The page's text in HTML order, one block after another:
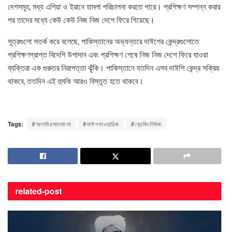
দেশসমূহ, মধ্য এশিয়া ও ইরানে হামলা পরিচালনা করতে পারে। প্রশিক্ষণ সম্পন্ন করার
পর তাদের মধ্যে কেউ কেউ নিজ নিজ দেশে ফিরে গিয়েছে।
সূত্রগুলো সতর্ক করে বলেছে, পাকিস্তানের অভ্যন্তরে দাঈশের কেন্দ্রগুলোতে
প্রশিক্ষণপ্রাপ্ত বিদেশি উপাদান এবং প্রশিক্ষণ শেষে নিজ নিজ দেশে ফিরে যাওয়া
ব্যক্তিরা এক গুরুতর নিরাপত্তা ঝুঁকি। পাকিস্তানে যতদিন এসব দাঈশি কেন্দ্র সক্রিয়
থাকবে, ততদিন এই হুমকি আরও বিস্তৃত হতে থাকবে।
Tags: #আলমিরসাদবাংলা #দাঈশখাওয়ারিজ #ব্রেকিংনিউজ
related-post